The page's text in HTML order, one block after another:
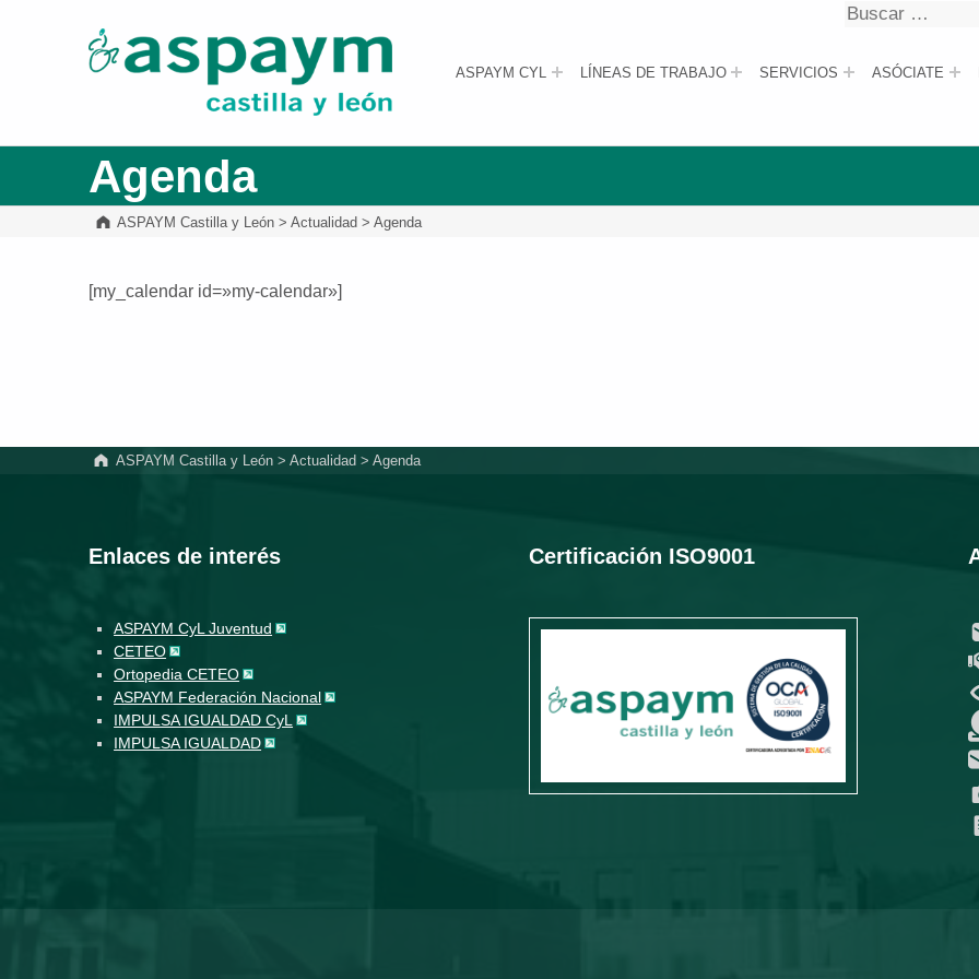
ASPAYM Castilla y León
ASPAYM CYL LÍNEAS DE TRABAJO SERVICIOS ASÓCIATE
Buscar
Agenda
ASPAYM Castilla y León >Actualidad >Agenda
[my_calendar id=»my-calendar»]
ASPAYM Castilla y León> Actualidad > Agenda
Enlaces de interés
ASPAYM CyL Juventud
CETEO
Ortopedia CETEO
ASPAYM Federación Nacional
IMPULSA IGUALDAD CyL
IMPULSA IGUALDAD
Certificación ISO9001